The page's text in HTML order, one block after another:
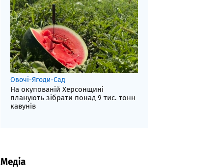
Овочі-Ягоди-Сад
На окупованій Херсонщині
планують зібрати понад 9 тис. тонн
кавунів
Медіа